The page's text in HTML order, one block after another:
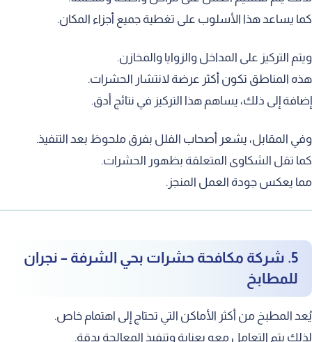
يساعد هذا الأسلوب على تغطية جميع أجزاء المكان.
التركيز على المداخل والزوايا والمخازن.
المناطق تكون أكثر عرضة لانتشار الحشرات.
إلى ذلك، يساهم هذا التركيز في نتائج أدق.
المقابل، يشعر أصحاب الفلل بفرق ملحوظ بعد التنفيذ.
تقل الشكاوى المتعلقة بظهور الحشرات.
يعكس جودة العمل المنجز.
5. شركة مكافحة حشرات بحي الشرفة – نجران
للمطابخ
المطبخ من أكثر الأماكن التي تحتاج إلى اهتمام خاص.
يتم التعامل معه بعناية وتنفيذ المعالجة بدقة.